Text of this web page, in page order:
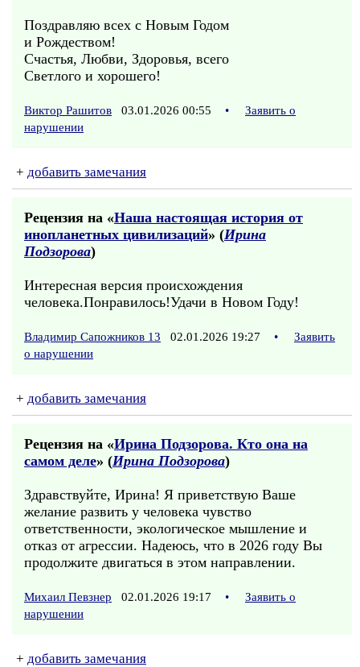
Поздравляю всех с Новым Годом
и Рождеством!
Счастья, Любви, Здоровья, всего
Светлого и хорошего!
Виктор Рашитов 03.01.2026 00:55 •
Заявить о
нарушении
+ добавить замечания
Рецензия на «Наша настоящая история от
инопланетных цивилизаций» (Ирина
Подзорова)
Интересная версия происхождения
человека.Понравилось!Удачи в Новом Году!
Владимир Сапожников 13 02.01.2026 19:27 •
Заявить
о нарушении
+ добавить замечания
Рецензия на «Ирина Подзорова. Кто она на
самом деле» (Ирина Подзорова)
Здравствуйте, Ирина! Я приветствую Ваше
желание развить у человека чувство
ответственности, экологическое мышление и
отказ от агрессии. Надеюсь, что в 2026 году Вы
продолжите двигаться в этом направлении.
Михаил Певзнер 02.01.2026 19:17 •
Заявить о
нарушении
+ добавить замечания